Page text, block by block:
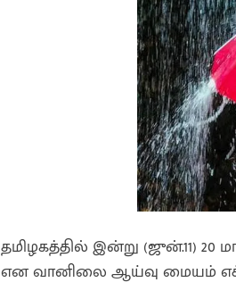
தமிழகத்தில் இன்று (ஜுன்.11)
என வானிலை ஆய்வு மையம்